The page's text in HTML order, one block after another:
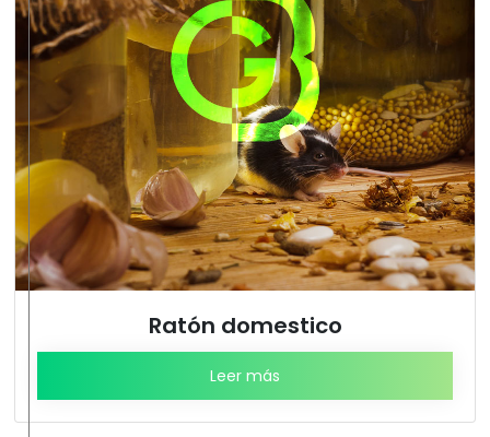
Ratón domestico
Leer más